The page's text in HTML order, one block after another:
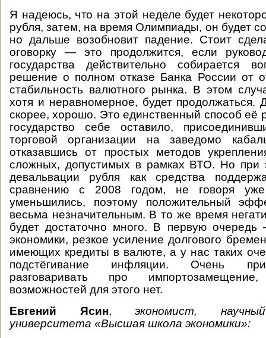
Я надеюсь, что на этой неделе будет
рубля, затем, на время Олимпиады, он будет
но дальше возобновит падение. Стоит
оговорку — это продолжится, если
государства действительно собирается
решение о полном отказе Банка России от
стабильность валютного рынка. В этом
хотя и неравномерное, будет продолжаться.
скорее, хорошо. Это единственный способ её
государство себе оставило,
торговой организации на заведомо
отказавшись от простых методов
сложных, допустимых в рамках ВТО. Но при
девальвации рубля как средства
сравнению с 2008 годом, не говоря
уменьшились, поэтому положительный
весьма незначительным. В то же время
будет достаточно много. В первую очередь
экономики, резкое усиление долгового
имеющих кредиты в валюте, а у нас таких
подстёгивание инфляции. Очень
разговаривать про
возможностей для этого нет.
Евгений Ясин,экономист,
университета «Высшая школа экономики»: